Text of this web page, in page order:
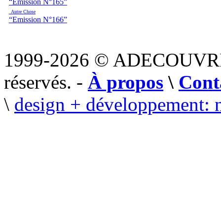
“Emission N°165”
Autre Chose
“Emission N°166”
1999-2026 ©
réservés. - À propos \
\ design + développement: